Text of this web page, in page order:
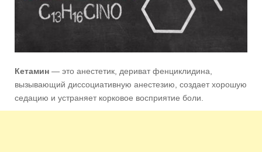
Кетамин — это анестетик, дериват фенциклидина,
вызывающий диссоциативную анестезию, создает хорошую
седацию и устраняет корковое восприятие боли.